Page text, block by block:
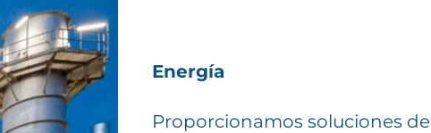
Energía
Proporcionamos soluciones de